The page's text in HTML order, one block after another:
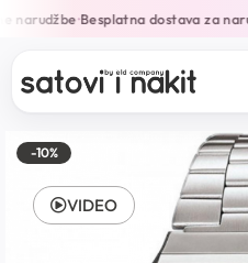
narudžbe•Besplatna dostava za
-10%
VIDEO